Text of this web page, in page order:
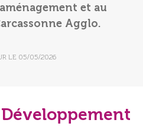
et au
Agglo.
LE 05/05/2026